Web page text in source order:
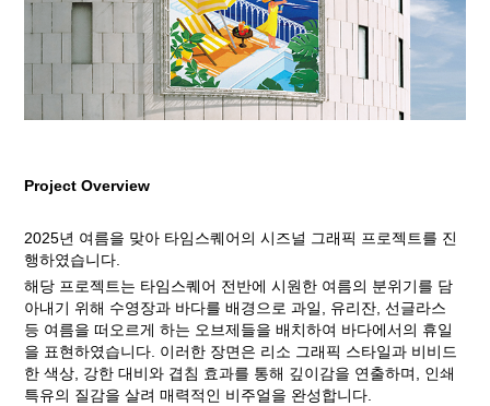
Project Overview
2025년 여름을 맞아 타임스퀘어의 시즈널 그래픽 프로젝트를 진
행하였습니다.
해당 프로젝트는 타임스퀘어 전반에 시원한 여름의 분위기를 담
아내기 위해 수영장과 바다를 배경으로 과일, 유리잔, 선글라스
등 여름을 떠오르게 하는 오브제들을 배치하여 바다에서의 휴일
을 표현하였습니다. 이러한 장면은 리소 그래픽 스타일과 비비드
한 색상, 강한 대비와 겹침 효과를 통해 깊이감을 연출하며, 인쇄
특유의 질감을 살려 매력적인 비주얼을 완성합니다.